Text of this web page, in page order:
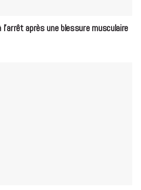
après une blessure musculaire